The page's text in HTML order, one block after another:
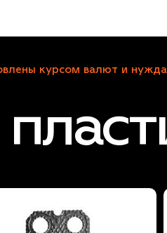
курсом валют и